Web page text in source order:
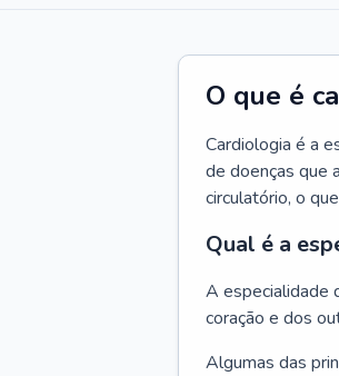
O que é
Cardiologia é a
de doenças que
circulatório, o
Qual é a
A especialidade
coração e dos
Algumas das